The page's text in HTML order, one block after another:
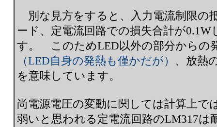
別な見方をすると、入力電流制限の
ード、定電流回路での損失合計が
す。 このためLED以外の部分からの
（LED自身の発熱も僅かだが） 、放熱
を意味しています。
尚電源電圧の変動に関しては計算上で
弱いと思われる定電流回路のLM317